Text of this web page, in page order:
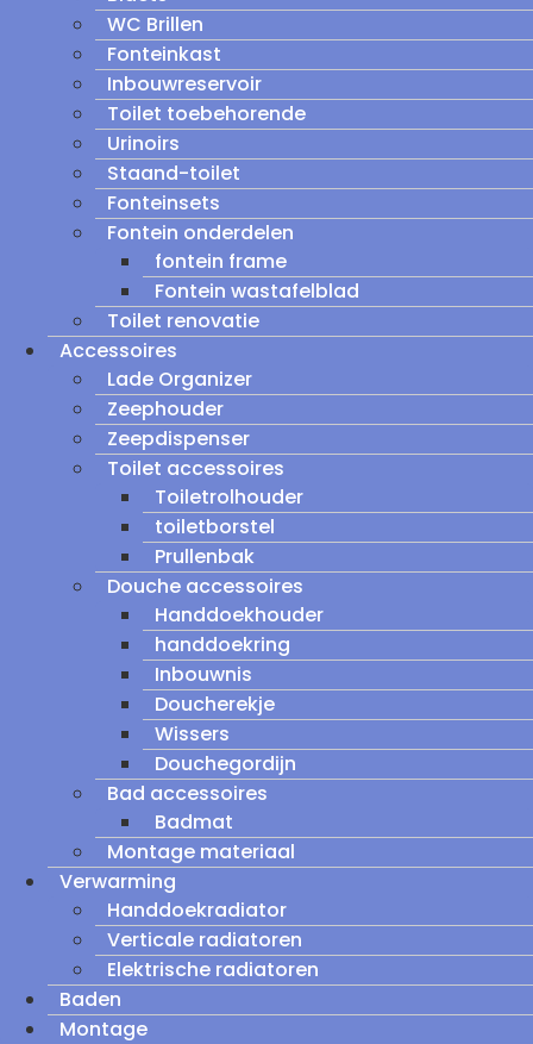
WC Brillen
Fonteinkast
Inbouwreservoir
Toilet toebehorende
Urinoirs
Staand-toilet
Fonteinsets
Fontein onderdelen
fontein frame
Fontein wastafelblad
Toilet renovatie
Accessoires
Lade Organizer
Zeephouder
Zeepdispenser
Toilet accessoires
Toiletrolhouder
toiletborstel
Prullenbak
Douche accessoires
Handdoekhouder
handdoekring
Inbouwnis
Doucherekje
Wissers
Douchegordijn
Bad accessoires
Badmat
Montage materiaal
Verwarming
Handdoekradiator
Verticale radiatoren
Elektrische radiatoren
Baden
Montage